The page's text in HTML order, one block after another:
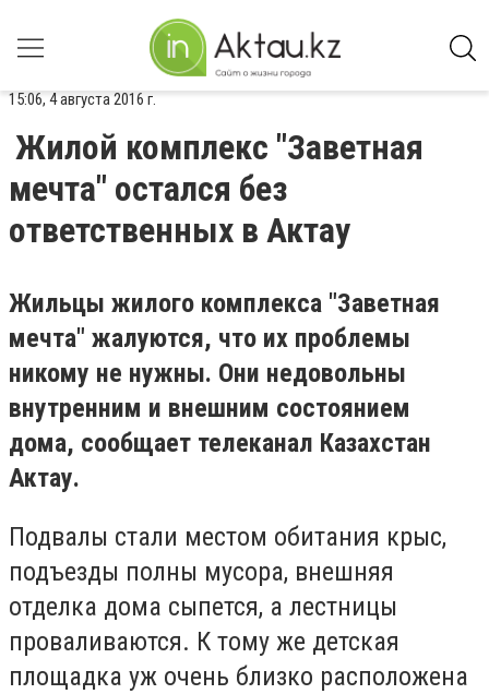
15:06, 4 августа 2016 г.
Жилой комплекс "Заветная
мечта" остался без
ответственных в Актау
Жильцы жилого комплекса "Заветная
мечта" жалуются, что их проблемы
никому не нужны. Они недовольны
внутренним и внешним состоянием
дома, сообщает телеканал Казахстан
Актау.
Подвалы стали местом обитания крыс,
подъезды полны мусора, внешняя
отделка дома сыпется, а лестницы
проваливаются. К тому же детская
площадка уж очень близко расположена